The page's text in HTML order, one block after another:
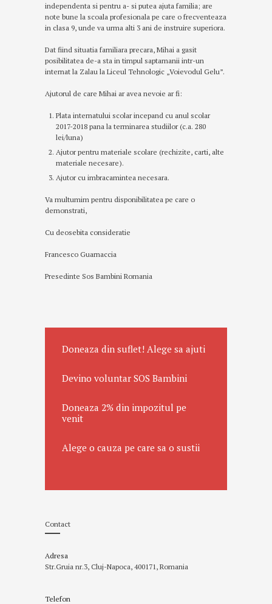
independenta si pentru a- si putea ajuta familia; are
note bune la scoala profesionala pe care o frecventeaza
in clasa 9, unde va urma alti 3 ani de instruire superiora.
Dat fiind situatia familiara precara, Mihai a gasit
posibilitatea de-a sta in timpul saptamanii intr-un
internat la Zalau la Liceul Tehnologic „Voievodul Gelu”.
Ajutorul de care Mihai ar avea nevoie ar fi:
Plata internatului scolar incepand cu anul scolar
2017-2018 pana la terminarea studiilor (c.a. 280
lei/luna)
Ajutor pentru materiale scolare (rechizite, carti, alte
materiale necesare).
Ajutor cu imbracamintea necesara.
Va multumim pentru disponibilitatea pe care o
demonstrati,
Cu deosebita consideratie
Francesco Guarnaccia
Presedinte Sos Bambini Romania
Doneaza din suflet! Alege sa ajuti
Devino voluntar SOS Bambini
Doneaza 2% din impozitul pe
venit
Alege o cauza pe care sa o sustii
Contact
Adresa
Str.Gruia nr.3, Cluj-Napoca, 400171, Romania
Telefon